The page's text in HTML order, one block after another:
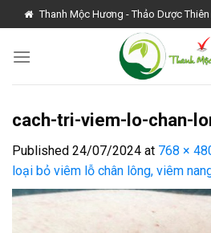
Skip
to
content
Thanh Mộc Hương - Thảo Dược
cach-tri-viem-lo-chan-
Published 24/07/2024 at 768 ×
loại bỏ viêm lỗ chân lông, viêm